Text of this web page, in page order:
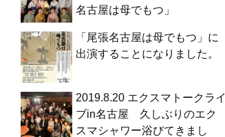
名古屋は母でもつ」
「尾張名古屋は母でもつ」に
出演することになりました。
2019.8.20 エクスマトークライ
ブin名古屋 久しぶりのエク
スマシャワー浴びてきまし